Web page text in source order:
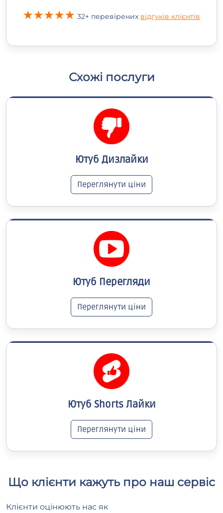
32+ перевірених відгуків клієнтів
Схожі послуги
Ютуб Дизлайки
Переглянути ціни
Ютуб Перегляди
Переглянути ціни
Ютуб Shorts Лайки
Переглянути ціни
Що клієнти кажуть про наш сервіс
Клієнти оцінюють нас як